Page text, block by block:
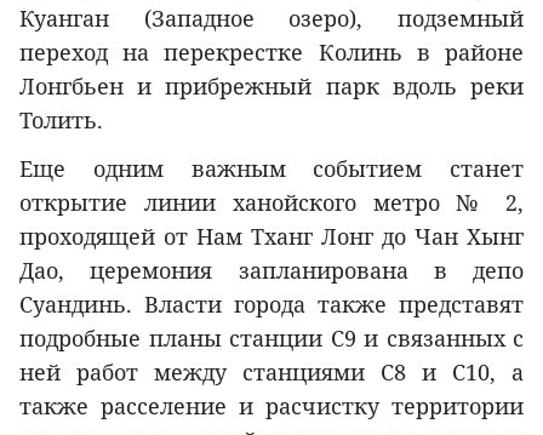
Куанган (Западное озеро), подземный
переход на перекрестке Колинь в районе
Лонгбьен и прибрежный парк вдоль реки
Толить.
Еще одним важным событием станет
открытие линии ханойского метро № 2,
проходящей от Нам Тханг Лонг до Чан Хынг
Дао, церемония запланирована в депо
Суандинь. Власти города также представят
подробные планы станции C9 и связанных с
ней работ между станциями C8 и C10, а
также расселение и расчистку территории